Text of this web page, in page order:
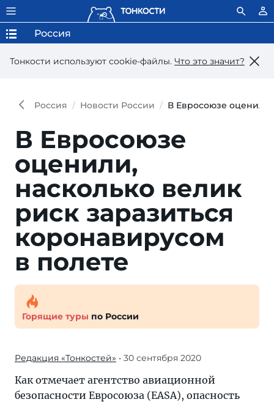
Тонкости используют сookie-файлы. Что это значит?
Россия
Россия Новости России В Евросоюзе оценили,
В Евросоюзе
оценили,
насколько велик
риск заразиться
коронавирусом
в полете
Горящие туры по России
Редакция «Тонкостей» • 30 сентября 2020
Как отмечает агентство авиационной
безопасности Евросоюза (EASA), опасность